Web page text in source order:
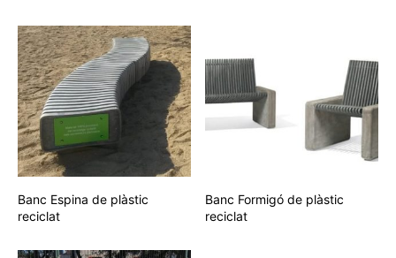
Banc Espina de plàstic
reciclat
Banc Formigó de plàstic
reciclat